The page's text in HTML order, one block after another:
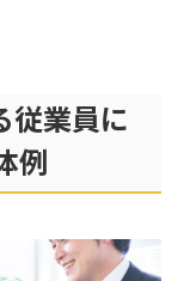
従業員に
例